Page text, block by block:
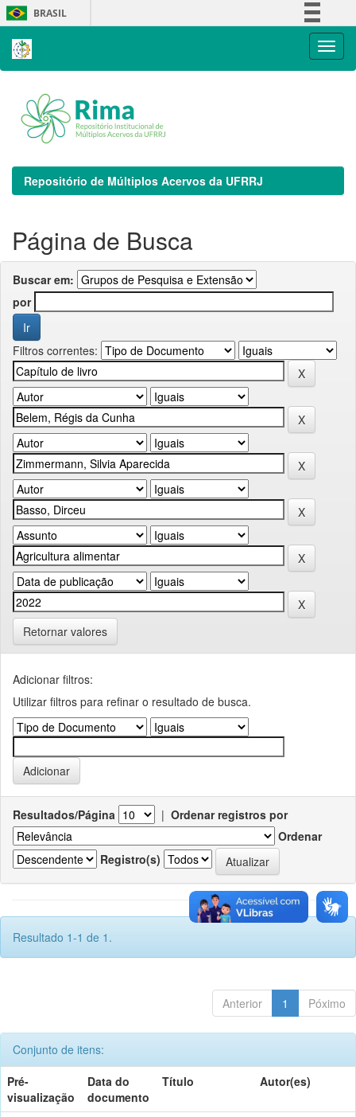
Skip
navigation
BRASIL
Repositório de Múltiplos Acervos da UFRRJ
Página de Busca
Buscar em:
por
Filtros correntes:
Retornar valores
Adicionar filtros:
Utilizar filtros para refinar o resultado de busca.
Resultados/Página | Ordenar registros por
Ordenar
Registro(s)
Resultado 1-1 de 1.
Anterior 1 Póximo
Conjunto de itens:
Pré-
visualização
Data do
documento
Título Autor(es)